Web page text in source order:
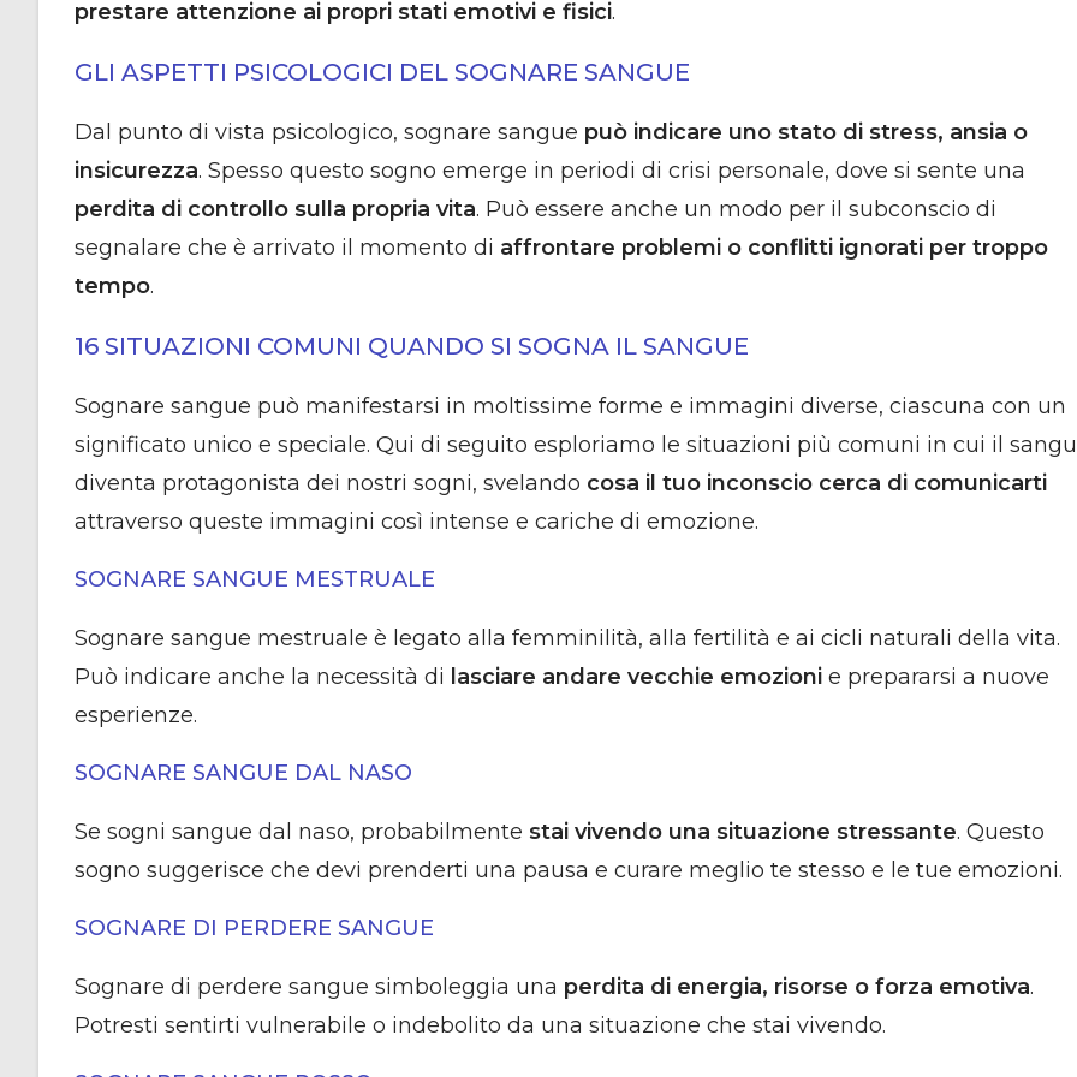
prestare attenzione ai propri stati emotivi e fisici.
GLI ASPETTI PSICOLOGICI DEL SOGNARE SANGUE
Dal punto di vista psicologico, sognare sangue può indicare uno stato di stress, ansia o
insicurezza. Spesso questo sogno emerge in periodi di crisi personale, dove si sente una
perdita di controllo sulla propria vita. Può essere anche un modo per il subconscio di
segnalare che è arrivato il momento di affrontare problemi o conflitti ignorati per troppo
tempo.
16 SITUAZIONI COMUNI QUANDO SI SOGNA IL SANGUE
Sognare sangue può manifestarsi in moltissime forme e immagini diverse, ciascuna con un
significato unico e speciale. Qui di seguito esploriamo le situazioni più comuni in cui il
diventa protagonista dei nostri sogni, svelando cosa il tuo inconscio cerca di comunicarti
attraverso queste immagini così intense e cariche di emozione.
SOGNARE SANGUE MESTRUALE
Sognare sangue mestruale è legato alla femminilità, alla fertilità e ai cicli naturali della vita.
Può indicare anche la necessità di lasciare andare vecchie emozioni e prepararsi a nuove
esperienze.
SOGNARE SANGUE DAL NASO
Se sogni sangue dal naso, probabilmente stai vivendo una situazione stressante. Questo
sogno suggerisce che devi prenderti una pausa e curare meglio te stesso e le tue emozioni.
SOGNARE DI PERDERE SANGUE
Sognare di perdere sangue simboleggia una perdita di energia, risorse o forza emotiva.
Potresti sentirti vulnerabile o indebolito da una situazione che stai vivendo.